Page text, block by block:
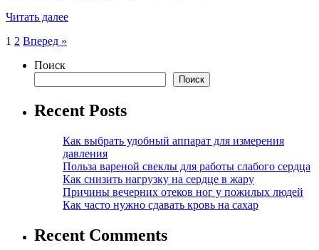
Читать далее
Пагинация
записей
1 2 Вперед »
Поиск
Поиск
Recent Posts
Как выбрать удобный аппарат для измерения
давления
Польза вареной свеклы для работы слабого сердца
Как снизить нагрузку на сердце в жару
Причины вечерних отеков ног у пожилых людей
Как часто нужно сдавать кровь на сахар
Recent Comments